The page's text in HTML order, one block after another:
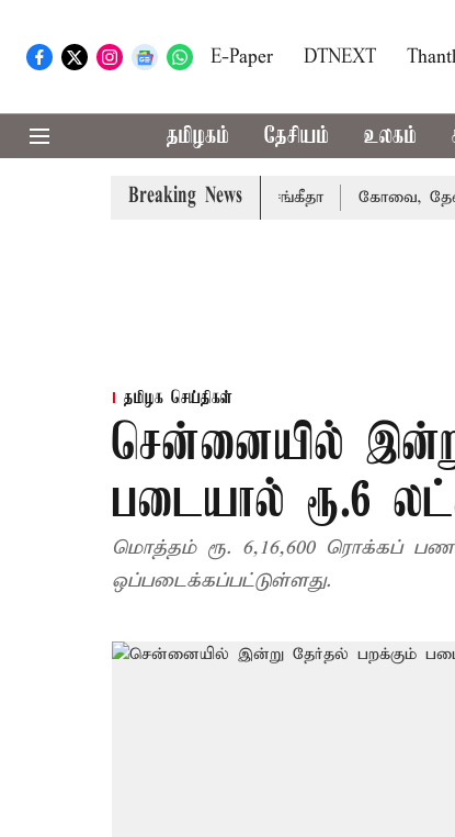
E-Paper DTNEXT
தமிழகம் தேசியம் உலகம்
Breaking News
வழக்கை வாபஸ் பெற்றார் சங்கீதா கோவை,
தமிழக செய்திகள்
சென்னையில்
படையால் ரூ.6
மொத்தம் ரூ. 6,16,600 ரொக்கப்
ஒப்படைக்கப்பட்டுள்ளது.